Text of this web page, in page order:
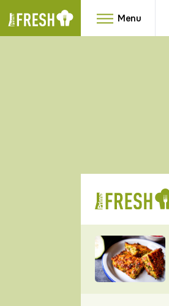
Menu
RYCHLOVKY